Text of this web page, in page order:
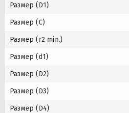
Размер (D1)
Размер (C)
Размер (r2 min.)
Размер (d1)
Размер (D2)
Размер (D3)
Размер (D4)